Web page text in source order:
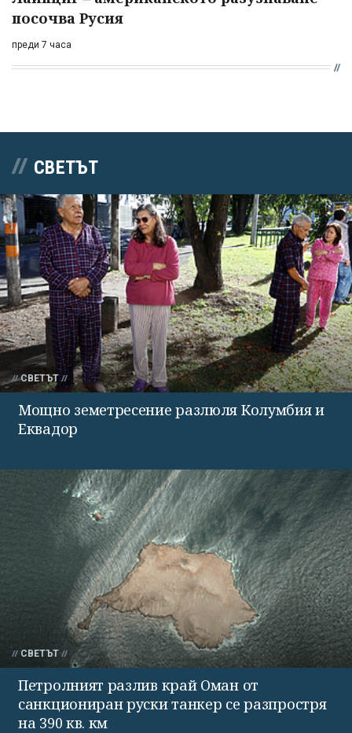
посочва Русия
преди 7 часа
СВЕТЪТ
СВЕТЪТ
Мощно земетресение разлюля Колумбия и
Еквадор
СВЕТЪТ
Петролният разлив край Оман от
санкциониран руски танкер се разпростря
на 390 кв. км